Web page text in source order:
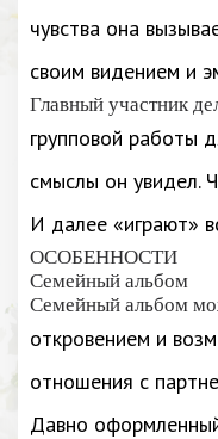
чувства она
своим видением и
Главный участник
групповой работы
смыслы он увидел.
И далее «играют»
ОСОБЕННОСТИ
Семейный альбом
Семейный альбом
откровением и
отношения с
Давно